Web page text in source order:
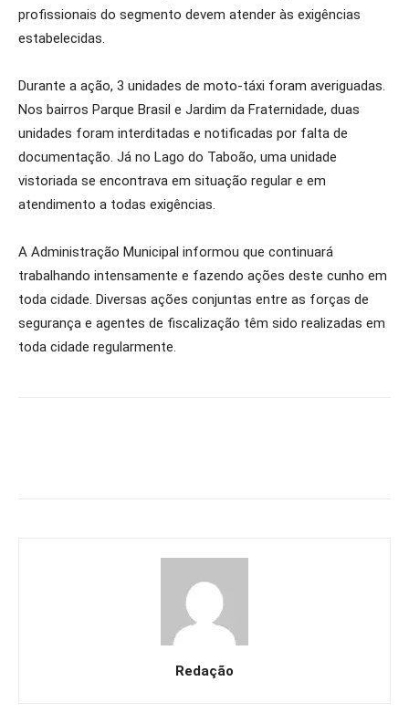
profissionais do segmento devem atender às exigências
estabelecidas.
Durante a ação, 3 unidades de moto-táxi foram averiguadas.
Nos bairros Parque Brasil e Jardim da Fraternidade, duas
unidades foram interditadas e notificadas por falta de
documentação. Já no Lago do Taboão, uma unidade
vistoriada se encontrava em situação regular e em
atendimento a todas exigências.
A Administração Municipal informou que continuará
trabalhando intensamente e fazendo ações deste cunho em
toda cidade. Diversas ações conjuntas entre as forças de
segurança e agentes de fiscalização têm sido realizadas em
toda cidade regularmente.
Redação